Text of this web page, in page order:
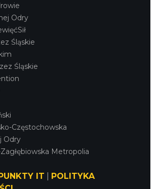
Odry
Śląskie
Śląskie
Częstochowska
Odry
Metropolia
IT
POLITYKA